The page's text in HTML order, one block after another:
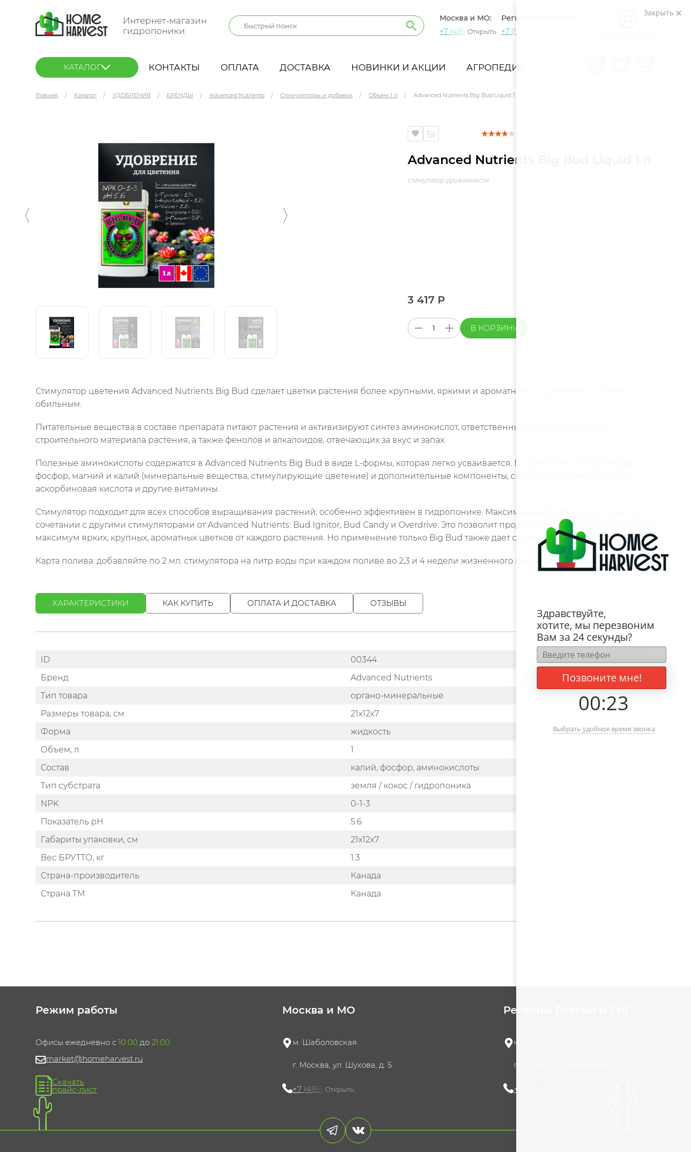
Интернет-магазин
гидропоники
Москва и МО:
+7 (495) 721-60-15
Открыть
Регионы РФ и СНГ:
+7 (965) 420-10-10
КАТАЛОГ КОНТАКТЫ ОПЛАТА ДОСТАВКА НОВИНКИ И АКЦИИ АГРОПЕДИЯ
Главная Каталог УДОБРЕНИЯ БРЕНДЫ Advanced Nutrients Стимуляторы и добавки Объем 1 л Advanced Nutrients Big Bud Liquid 1 л
Advanced Nutrients Big Bud Liquid 1 л
стимулятор урожайности
3 417 Р
В КОРЗИНУ
Стимулятор цветения Advanced Nutrients Big Bud сделает цветки растения более крупными, яркими и ароматными, а цветение — более
обильным.
Питательные вещества в составе препарата питают растения и активизируют синтез аминокислот, ответственных за выработку белка —
строительного материала растения, а также фенолов и алкалоидов, отвечающих за вкус и запах.
Полезные аминокислоты содержатся в Advanced Nutrients Big Bud в виде L-формы, которая легко усваивается. В состав стимулятора входят
фосфор, магний и калий (минеральные вещества, стимулирующие цветение) и дополнительные компоненты, способствующие усвоению:
аскорбиновая кислота и другие витамины.
Стимулятор подходит для всех способов выращивания растений; особенно эффективен в гидропонике. Максимальный эффект достигается в
сочетании с другими стимуляторами от Advanced Nutrients: Bud Ignitor, Bud Candy и Overdrive. Это позволит продлить фазу цветения и получить
максимум ярких, крупных, ароматных цветков от каждого растения. Но применение только Big Bud также дает отличный эффект.
Карта полива: добавляйте по 2 мл. стимулятора на литр воды при каждом поливе во 2,3 и 4 недели жизненного цикла растения.
ХАРАКТЕРИСТИКИ КАК КУПИТЬ ОПЛАТА И ДОСТАВКА ОТЗЫВЫ
ID
00344
Бренд
Advanced Nutrients
Тип товара
органо-минеральные
Размеры товара, см
21х12х7
Форма
жидкость
Объем, л
1
Состав
калий, фосфор, аминокислоты
Тип субстрата
земля / кокос / гидропоника
NPK
0-1-3
Показатель pH
5.6
Габариты упаковки, см
21x12x7
Вес БРУТТО, кг
1.3
Страна-производитель
Канада
Страна ТМ
Канада
Режим работы
Офисы ежедневно с 10:00 до 21:00
market@homeharvest.ru
Скачать
прайс-лист
Москва и МО
м. Шаболовская
г. Москва, ул. Шухова, д. 5
+7 (495) 721-60-15
Открыть
Регионы России и СНГ
м. Озерная
г. Москва, ул. Рябиновая, д. 55, стр. 4
+7 (965) 420-10-10
Закрыть
Здравствуйте,
хотите, мы перезвоним
Вам за 24 секунды?
Позвоните мне!
00:23
Выбрать удобное время звонка